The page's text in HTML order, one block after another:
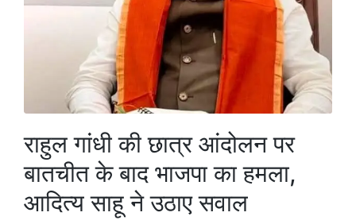
राहुल गांधी की छात्र आंदोलन पर
बातचीत के बाद भाजपा का हमला,
आदित्य साहू ने उठाए सवाल